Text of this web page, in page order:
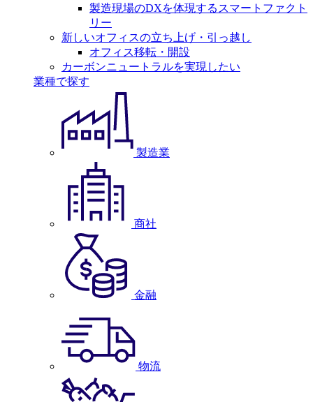
製造現場のDXを体現するスマートファクト
リー
新しいオフィスの立ち上げ・引っ越し
オフィス移転・開設
カーボンニュートラルを実現したい
業種で探す
製造業
商社
金融
物流